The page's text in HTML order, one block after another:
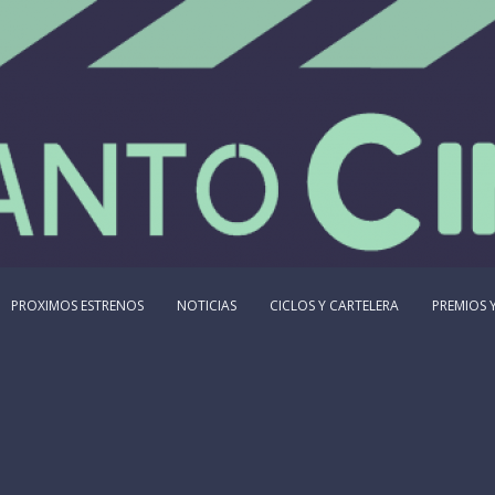
PROXIMOS ESTRENOS NOTICIAS CICLOS Y CARTELERA PREMIOS